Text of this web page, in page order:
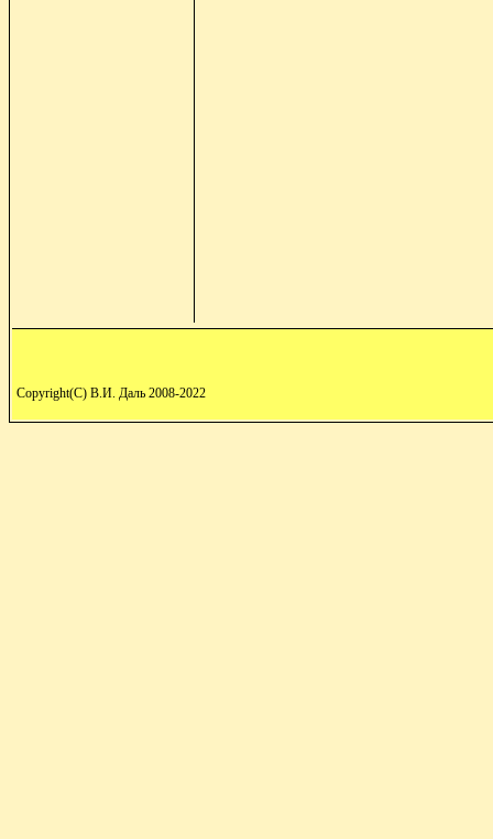
Copyright(C) В.И. Даль 2008-2022